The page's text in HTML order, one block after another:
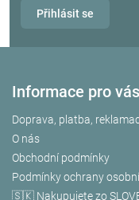
Přihlásit se
Informace pro vás
Doprava, platba,
O nás
Obchodní podmínky
Podmínky ochrany
🇸🇰 Nakupujete zo